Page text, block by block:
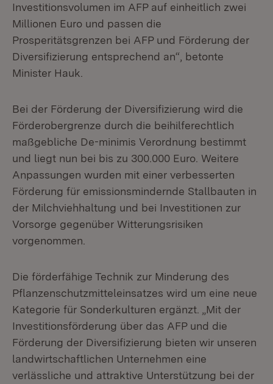
Investitionsvolumen im AFP auf einheitlich zwei
Millionen Euro und passen die
Prosperitätsgrenzen bei AFP und Förderung der
Diversifizierung entsprechend an“, betonte
Minister Hauk.
Bei der Förderung der Diversifizierung wird die
Förderobergrenze durch die beihilferechtlich
maßgebliche De-minimis Verordnung bestimmt
und liegt nun bei bis zu 300.000 Euro. Weitere
Anpassungen wurden mit einer verbesserten
Förderung für emissionsmindernde Stallbauten in
der Milchviehhaltung und bei Investitionen zur
Vorsorge gegenüber Witterungsrisiken
vorgenommen.
Die förderfähige Technik zur Minderung des
Pflanzenschutzmitteleinsatzes wird um eine neue
Kategorie für Sonderkulturen ergänzt. „Mit der
Investitionsförderung über das AFP und die
Förderung der Diversifizierung bieten wir unseren
landwirtschaftlichen Unternehmen eine
verlässliche und attraktive Unterstützung bei der